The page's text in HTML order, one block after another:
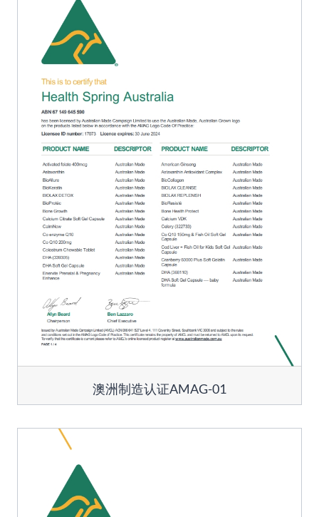
澳洲制造认证AMAG-01